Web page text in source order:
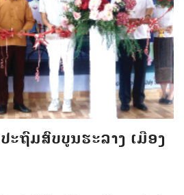
ະຖົມສົບບູນຮະລາງ ເມືອງ